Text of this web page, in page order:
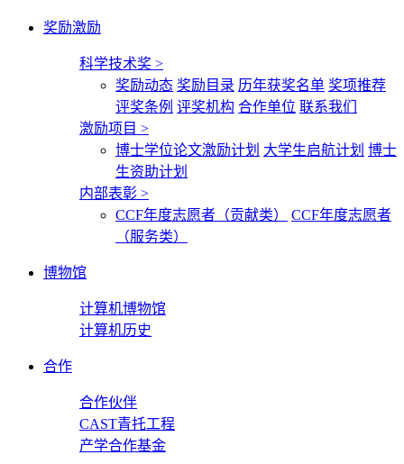
奖励激励
科学技术奖 >
奖励动态 奖励目录 历年获奖名单 奖项推荐
评奖条例 评奖机构 合作单位 联系我们
激励项目 >
博士学位论文激励计划 大学生启航计划 博士
生资助计划
内部表彰 >
CCF年度志愿者（贡献类）
CCF年度志愿者
（服务类）
博物馆
计算机博物馆
计算机历史
合作
合作伙伴
CAST青托工程
产学合作基金